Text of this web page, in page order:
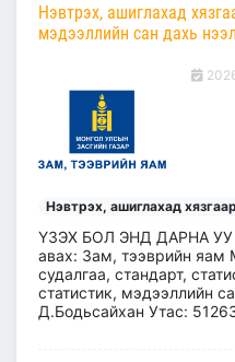
Нэвтрэх, ашиглахад
мэдээллийн сан дахь
Нэвтрэх, ашиглахад
ҮЗЭХ БОЛ ЭНД ДАРНА УУ
авах: Зам, тээврийн яам
судалгаа, стандарт,
статистик, мэдээллийн
Д.Бодьсайхан Утас: